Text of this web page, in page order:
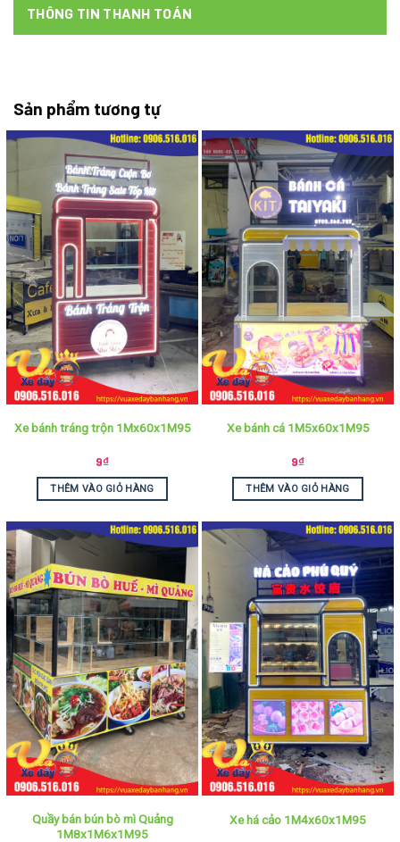
THÔNG TIN THANH TOÁN
Sản phẩm tương tự
Xe bánh tráng trộn 1Mx60x1M95
9₫
THÊM VÀO GIỎ HÀNG
Xe bánh cá 1M5x60x1M95
9₫
THÊM VÀO GIỎ HÀNG
Quầy bán bún bò mì Quảng
1M8x1M6x1M95
Xe há cảo 1M4x60x1M95